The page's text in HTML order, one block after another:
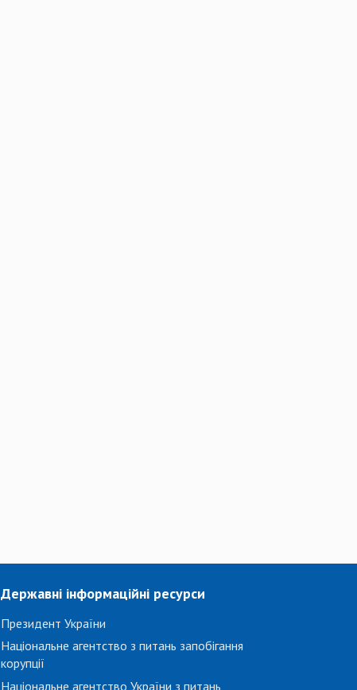
Державні інформаційні ресурси
Президент України
Національне агентство з питань запобігання
корупції
Національне агентство України з питань